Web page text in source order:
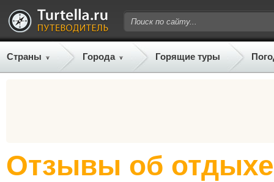
Страны Города Горящие туры
Отзывы об